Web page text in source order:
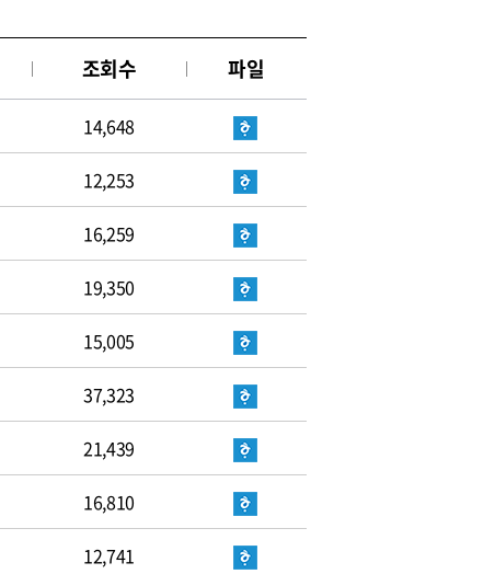
조회수 파일
14,648
12,253
16,259
19,350
15,005
37,323
21,439
16,810
12,741